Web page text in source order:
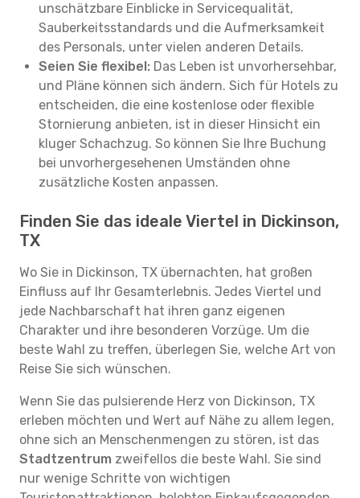
unschätzbare Einblicke in Servicequalität,
Sauberkeitsstandards und die Aufmerksamkeit
des Personals, unter vielen anderen Details.
Seien Sie flexibel: Das Leben ist unvorhersehbar,
und Pläne können sich ändern. Sich für Hotels zu
entscheiden, die eine kostenlose oder flexible
Stornierung anbieten, ist in dieser Hinsicht ein
kluger Schachzug. So können Sie Ihre Buchung
bei unvorhergesehenen Umständen ohne
zusätzliche Kosten anpassen.
Finden Sie das ideale Viertel in Dickinson,
TX
Wo Sie in Dickinson, TX übernachten, hat großen
Einfluss auf Ihr Gesamterlebnis. Jedes Viertel und
jede Nachbarschaft hat ihren ganz eigenen
Charakter und ihre besonderen Vorzüge. Um die
beste Wahl zu treffen, überlegen Sie, welche Art von
Reise Sie sich wünschen.
Wenn Sie das pulsierende Herz von Dickinson, TX
erleben möchten und Wert auf Nähe zu allem legen,
ohne sich an Menschenmengen zu stören, ist das
Stadtzentrum zweifellos die beste Wahl. Sie sind
nur wenige Schritte von wichtigen